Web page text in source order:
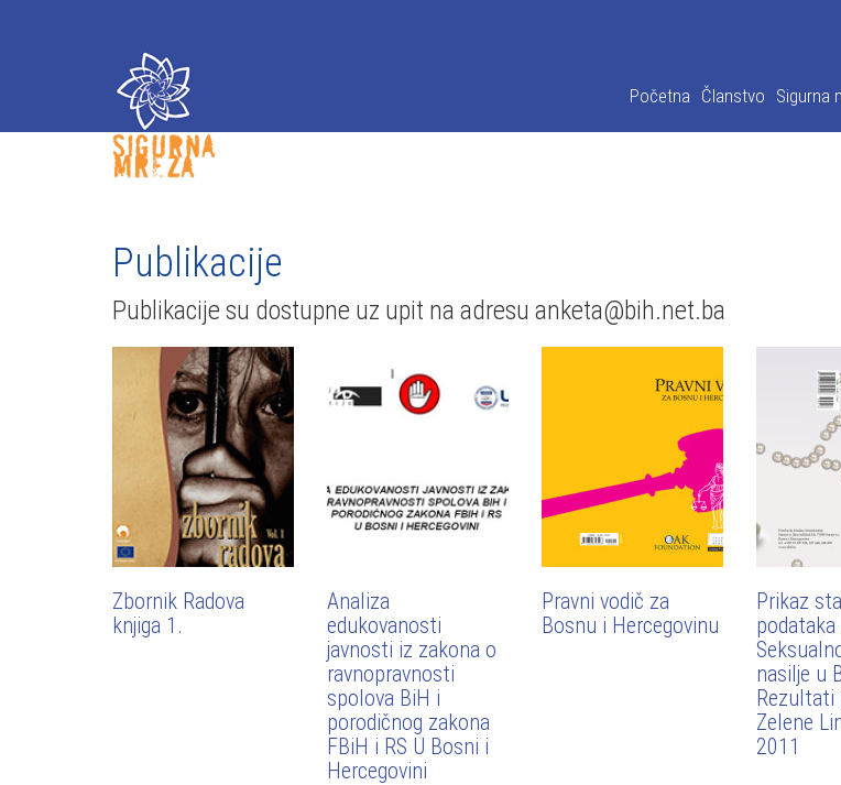
Početna Članstvo Sigurna
Publikacije
Publikacije su dostupne uz upit na adresu anketa@bih.net.ba
Zbornik Radova
knjiga 1.
Analiza
edukovanosti
javnosti iz zakona o
ravnopravnosti
spolova BiH i
porodičnog zakona
FBiH i RS U Bosni i
Hercegovini
Pravni vodič za
Bosnu i Hercegovinu
Prikaz
podataka
nasilje u
Rezultati
Zelene
2011